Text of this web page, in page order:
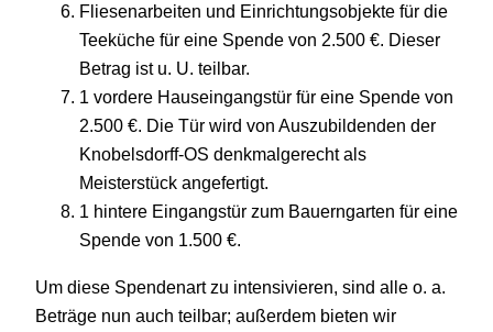
Fliesenarbeiten und Einrichtungsobjekte für die
Teeküche für eine Spende von 2.500 €. Dieser
Betrag ist u. U. teilbar.
1 vordere Hauseingangstür für eine Spende von
2.500 €. Die Tür wird von Auszubildenden der
Knobelsdorff-OS denkmalgerecht als
Meisterstück angefertigt.
1 hintere Eingangstür zum Bauerngarten für eine
Spende von 1.500 €.
Um diese Spendenart zu intensivieren, sind alle o. a.
Beträge nun auch teilbar; außerdem bieten wir